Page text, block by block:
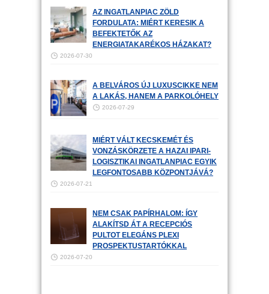
AZ INGATLANPIAC ZÖLD
FORDULATA: MIÉRT KERESIK A
BEFEKTETŐK AZ
ENERGIATAKARÉKOS HÁZAKAT?
2026-07-30
A BELVÁROS ÚJ LUXUSCIKKE NEM
A LAKÁS, HANEM A PARKOLÓHELY
2026-07-29
MIÉRT VÁLT KECSKEMÉT ÉS
VONZÁSKÖRZETE A HAZAI IPARI-
LOGISZTIKAI INGATLANPIAC EGYIK
LEGFONTOSABB KÖZPONTJÁVÁ?
2026-07-21
NEM CSAK PAPÍRHALOM: ÍGY
ALAKÍTSD ÁT A RECEPCIÓS
PULTOT ELEGÁNS PLEXI
PROSPEKTUSTARTÓKKAL
2026-07-20